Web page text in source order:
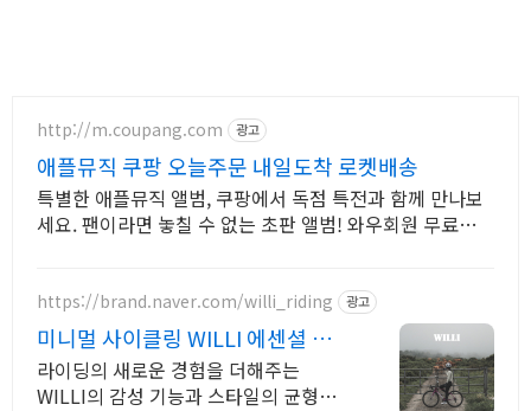
http://m.coupang.com 광고
애플뮤직 쿠팡 오늘주문 내일도착 로켓배송
특별한 애플뮤직 앨범, 쿠팡에서 독점 특전과 함께 만나보
세요. 팬이라면 놓칠 수 없는 초판 앨범! 와우회원 무료반품
https://brand.naver.com/willi_riding 광고
미니멀 사이클링 WILLI 에센셜 사이
클 웨어
라이딩의 새로운 경험을 더해주는
WILLI의 감성 기능과 스타일의 균형을